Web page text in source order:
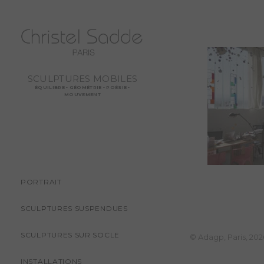
SCULPTURES MOBILES
ÉQUILIBRE - GÉOMÉTRIE - POÉSIE -
MOUVEMENT
PORTRAIT
SCULPTURES SUSPENDUES
SCULPTURES SUR SOCLE
INSTALLATIONS
© Adagp, Paris,